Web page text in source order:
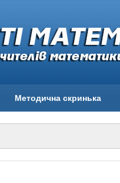
Методична скринька